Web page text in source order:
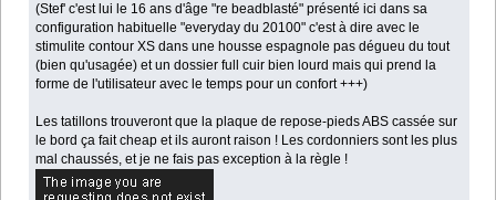
(Stef' c'est lui le 16 ans d'âge "re beadblasté" présenté ici dans sa
configuration habituelle "everyday du 20100" c'est à dire avec le
stimulite contour XS dans une housse espagnole pas dégueu du tout
(bien qu'usagée) et un dossier full cuir bien lourd mais qui prend la
forme de l'utilisateur avec le temps pour un confort +++)
Les tatillons trouveront que la plaque de repose-pieds ABS cassée sur
le bord ça fait cheap et ils auront raison ! Les cordonniers sont les plus
mal chaussés, et je ne fais pas exception à la règle !